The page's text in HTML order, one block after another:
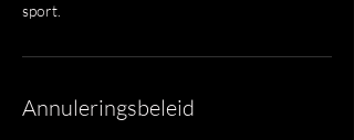
sport.
Annuleringsbeleid